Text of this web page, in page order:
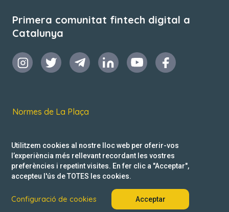
Primera comunitat fintech digital a
Catalunya
Normes de La Plaça
Política de privacitat
Reclamacions
Utilitzem cookies al nostre lloc web per oferir-vos
l’experiència més rellevant recordant les vostres
preferències i repetint visites. En fer clic a "Acceptar",
accepteu l'ús de TOTES les cookies.
Configuració de cookies Acceptar